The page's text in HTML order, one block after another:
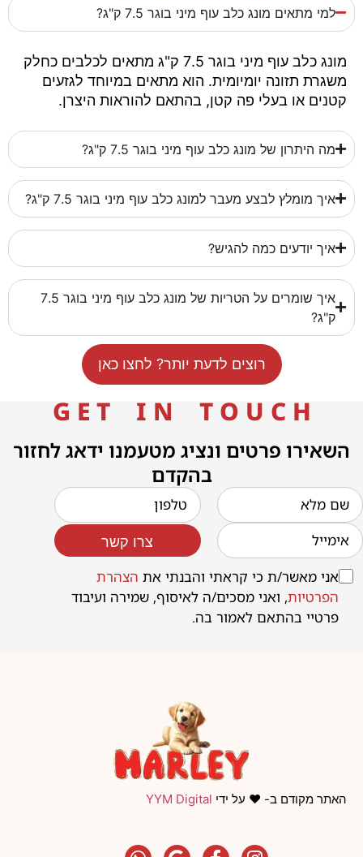
למי מתאים מונג כלב עוף מיני בוגר 7.5 ק"ג?
מונג כלב עוף מיני בוגר 7.5 ק"ג מתאים לכלבים כחלק
משגרת תזונה יומיומית. הוא מתאים במיוחד לגזעים
קטנים או בעלי פה קטן, בהתאם להוראות היצרן.
מה היתרון של מונג כלב עוף מיני בוגר 7.5 ק"ג?
איך מומלץ לבצע מעבר למונג כלב עוף מיני בוגר 7.5 ק"ג?
איך יודעים כמה להגיש?
איך שומרים על הטריות של מונג כלב עוף מיני בוגר 7.5
ק"ג?
רוצים לדעת יותר? לחצו כאן
G E T I N T O U C H
השאירו פרטים ונציג מטעמנו ידאג לחזור
בהקדם
אני מאשר/ת כי קראתי והבנתי את הצהרת
הפרטיות, ואני מסכים/ה לאיסוף, שמירה ועיבוד
פרטיי בהתאם לאמור בה.
צרו קשר
האתר מקודם ב- ❤️ על ידי YYM Digital